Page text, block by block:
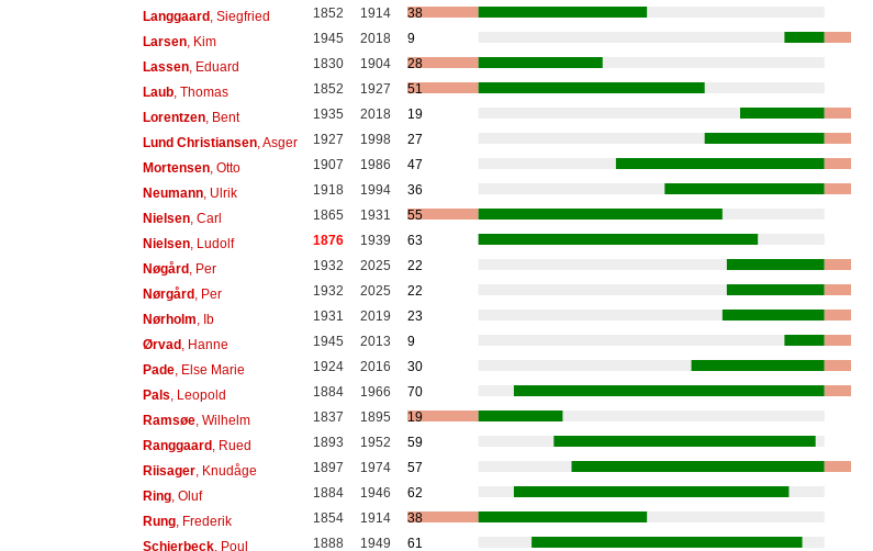
Langgaard, Siegfried 1852 1914
38
Larsen, Kim 1945 2018
9
Lassen, Eduard 1830 1904
28
Laub, Thomas 1852 1927
51
Lorentzen, Bent 1935 2018
19
Lund Christiansen, Asger 1927 1998
27
Mortensen, Otto 1907 1986
47
Neumann, Ulrik 1918 1994
36
Nielsen, Carl 1865 1931
55
Nielsen, Ludolf 1876 1939
63
Nøgård, Per 1932 2025
22
Nørgård, Per 1932 2025
22
Nørholm , Ib 1931 2019
23
Ørvad, Hanne 1945 2013
9
Pade, Else Marie 1924 2016
30
Pals , Leopold 1884 1966
70
Ramsøe, Wilhelm 1837 1895
19
Ranggaard, Rued 1893 1952
59
Riisager, Knudåge 1897 1974
57
Ring, Oluf 1884 1946
62
Rung, Frederik 1854 1914
38
Schierbeck, Poul 1888 1949 61